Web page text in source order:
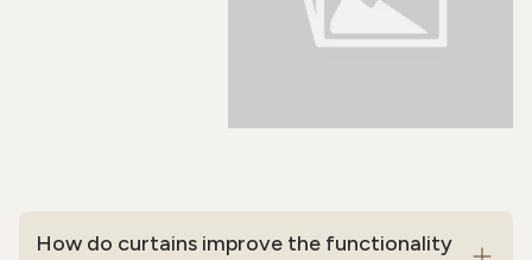
How do curtains improve the functionality